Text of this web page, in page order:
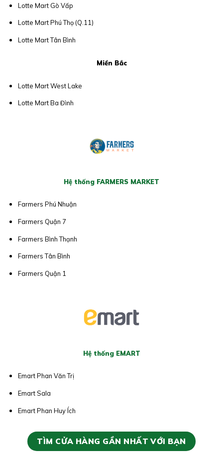
Lotte Mart Gò Vấp
Lotte Mart Phú Thọ (Q.11)
Lotte Mart Tân Bình
Miền Bắc
Lotte Mart West Lake
Lotte Mart Ba Đình
Hệ thống FARMERS MARKET
Farmers Phú Nhuận
Farmers Quận 7
Farmers Bình Thạnh
Farmers Tân Bình
Farmers Quận 1
Hệ thống EMART
Emart Phan Văn Trị
Emart Sala
Emart Phan Huy Ích
TÌM CỬA HÀNG GẦN NHẤT VỚI BẠN